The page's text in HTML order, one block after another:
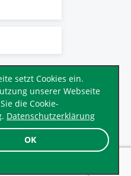
OK
setzt Cookies ein.
unserer Webseite
die Cookie-
Datenschutzerklärung